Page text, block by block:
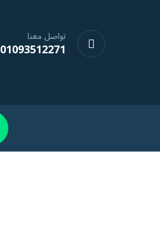
تواصل معنا
01093512271